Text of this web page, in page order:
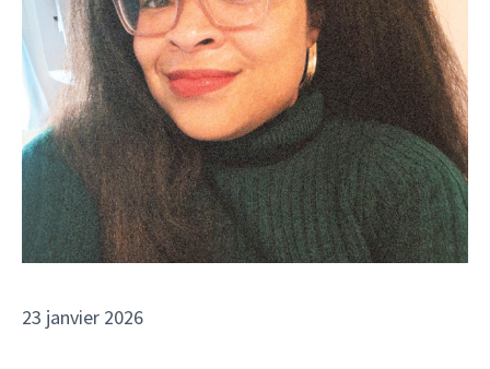
23 janvier 2026